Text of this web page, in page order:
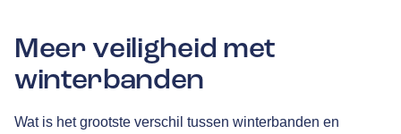
Meer veiligheid met
winterbanden
Wat is het grootste verschil tussen winterbanden en